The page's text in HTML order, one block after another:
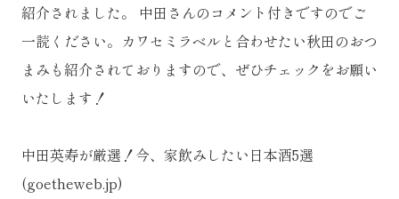
紹介されました。 中田さんのコメント付きですのでご
一読ください。カワセミラベルと合わせたい秋田のおつ
まみも紹介されておりますので、ぜひチェックをお願い
いたします！
中田英寿が厳選！今、家飲みしたい日本酒5選
(goetheweb.jp)